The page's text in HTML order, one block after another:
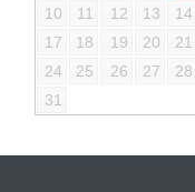
10
11 12 13 14
17
18 19 20 21
24
25 26 27 28
31